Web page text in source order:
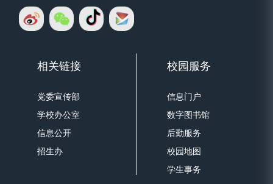
相关链接
党委宣传部
学校办公室
信息公开
招生办
校园服务
信息门户
数字图书馆
后勤服务
校园地图
学生事务